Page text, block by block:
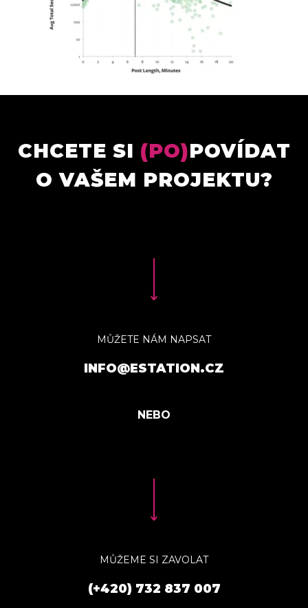
CHCETE SI (PO)POVÍDAT
O VAŠEM PROJEKTU?
MŮŽETE NÁM NAPSAT
INFO@ESTATION.CZ
MŮŽEME SI ZAVOLAT
(+420) 732 837 007